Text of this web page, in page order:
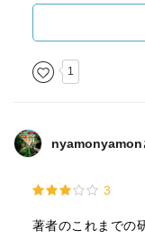
1
nyamonyamon
3
著者のこれまでの